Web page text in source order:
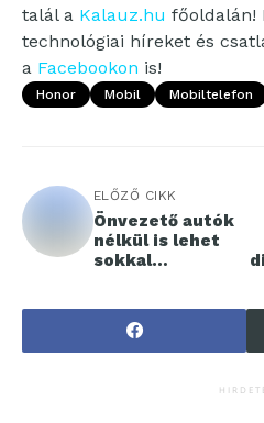
talál a Kalauz.hu főoldalán!
technológiai híreket és
a Facebookon is!
Honor Mobil Mobiltelefon
ELŐZŐ CIKK
Önvezető autók
nélkül is lehet
sokkal